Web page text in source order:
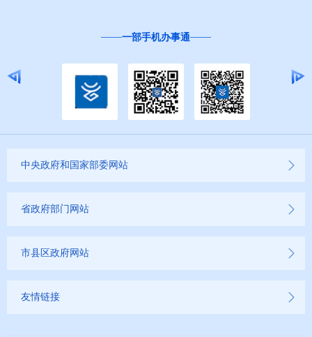
一部手机办事通
中央政府和国家部委网站
省政府部门网站
市县区政府网站
友情链接